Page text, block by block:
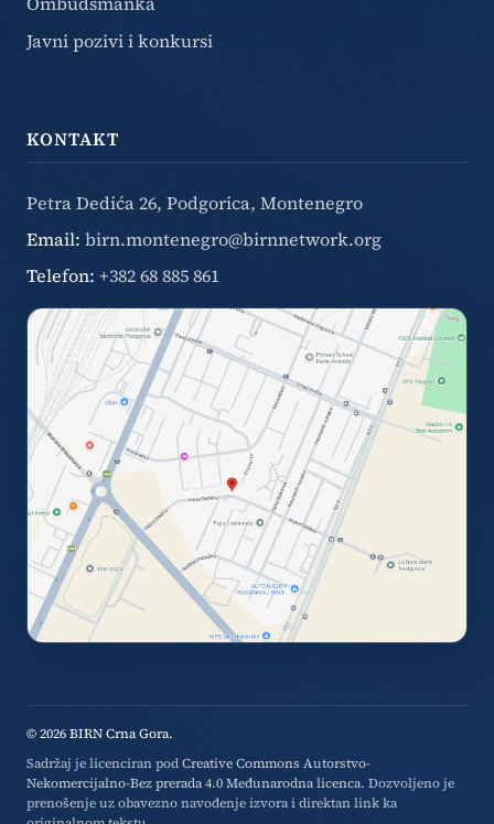
Javni pozivi i konkursi
KONTAKT
Petra Dedića 26, Podgorica, Montenegro
Email: birn.montenegro@birnnetwork.org
Telefon: +382 68 885 861
© 2026 BIRN Crna Gora.
Sadržaj je licenciran podCreative Commons Autorstvo-
Nekomercijalno-Bez prerada 4.0 Međunarodna licenca. Dozvoljeno je
prenošenje uz obavezno navođenje izvora i direktan link ka